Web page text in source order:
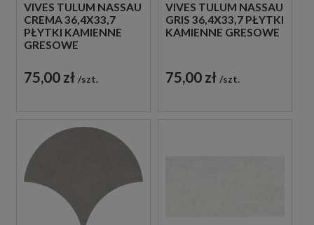
VIVES TULUM NASSAU
CREMA 36,4X33,7
PŁYTKI KAMIENNE
GRESOWE
75,00 zł szt.
VIVES TULUM NASSAU
GRIS 36,4X33,7 PŁYTKI
KAMIENNE GRESOWE
75,00 zł szt.